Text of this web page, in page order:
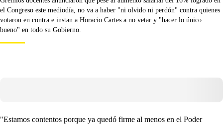
el Congreso este mediodía, no va a haber "ni olvido ni perdón" contra quienes
votaron en contra e instan a Horacio Cartes a no vetar y "hacer lo único
bueno" en todo su Gobierno.
"Estamos contentos porque ya quedó firme al menos en el Poder